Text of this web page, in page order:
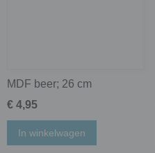
MDF beer; 26 cm
€ 4,95
In winkelwagen